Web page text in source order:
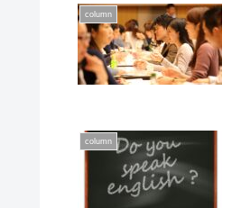
column
column